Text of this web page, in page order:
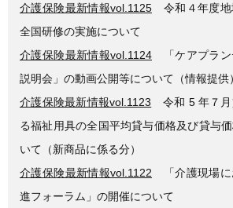
介護保険最新情報vol.1125 令和４年度地
全国研修の実施について
介護保険最新情報vol.1124 「ケアプラン
説明会」の動画公開等について（情報提供）
介護保険最新情報vol.1123 令和 5 年７月
る福祉用具の全国平均貸与価格及び貸与
いて（新商品に係る分）
介護保険最新情報vol.1122 「介護現場に
進フォーラム」の開催について